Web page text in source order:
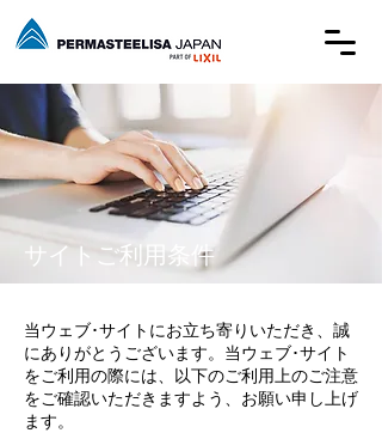
サイトご利用条件
当ウェブ･サイトにお立ち寄りいただき、誠
にありがとうございます。当ウェブ･サイト
をご利用の際には、以下のご利用上のご注意
をご確認いただきますよう、お願い申し上げ
ます。